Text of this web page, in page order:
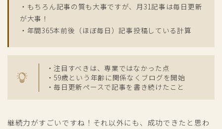
・もちろん記事の質も大事ですが、月31記事は毎日更新
が大事！
・年間365本前後（ほぼ毎日）記事投稿している計算
・注目すべきは、専業ではなかった点
・59歳という年齢に関係なくブログを開始
・毎日更新ペースで記事を書き続けたこと
継続力がすごいですね！それ以外にも、成功できたと思わ